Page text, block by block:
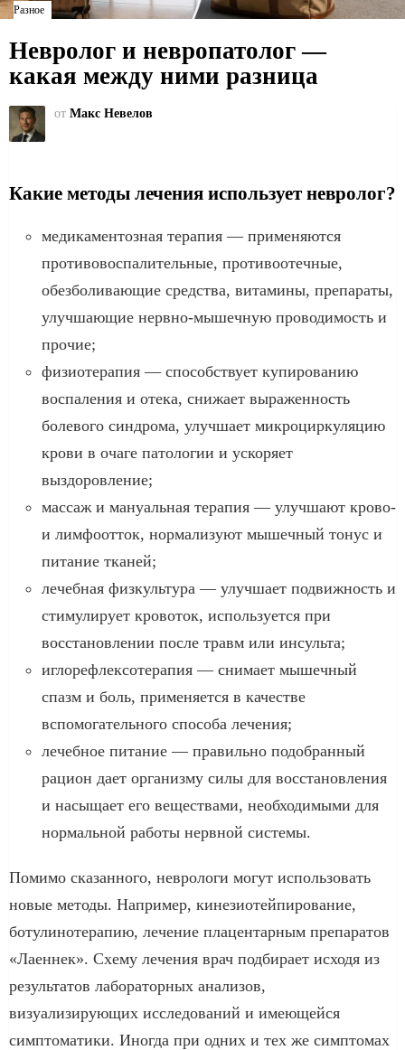
Разное
Невролог и невропатолог —
какая между ними разница
от Макс Невелов
Какие методы лечения использует невролог?
медикаментозная терапия — применяются
противовоспалительные, противоотечные,
обезболивающие средства, витамины, препараты,
улучшающие нервно-мышечную проводимость и
прочие;
физиотерапия — способствует купированию
воспаления и отека, снижает выраженность
болевого синдрома, улучшает микроциркуляцию
крови в очаге патологии и ускоряет
выздоровление;
массаж и мануальная терапия — улучшают крово-
и лимфоотток, нормализуют мышечный тонус и
питание тканей;
лечебная физкультура — улучшает подвижность и
стимулирует кровоток, используется при
восстановлении после травм или инсульта;
иглорефлексотерапия — снимает мышечный
спазм и боль, применяется в качестве
вспомогательного способа лечения;
лечебное питание — правильно подобранный
рацион дает организму силы для восстановления
и насыщает его веществами, необходимыми для
нормальной работы нервной системы.
Помимо сказанного, неврологи могут использовать
новые методы. Например, кинезиотейпирование,
ботулинотерапию, лечение плацентарным препаратов
«Лаеннек». Схему лечения врач подбирает исходя из
результатов лабораторных анализов,
визуализирующих исследований и имеющейся
симптоматики. Иногда при одних и тех же симптомах